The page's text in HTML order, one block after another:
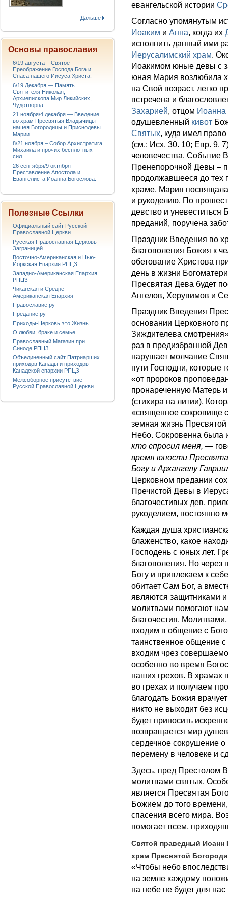
евангельской истории
Согласно упомянутым
Иоаким и Анна, когда их
исполнить данный ими
Иерусалимский храм.
Иоакимом юные девы с
юная Мария возлюбила
на Свой возраст, легко
встречена и
Захарией, отцом Иоанна
одушевленный кивот
Святых, куда имел
(см.: Исх. 30. 10; Евр. 9.
человечества. Событие
Пренепорочной Девы –
продолжавшееся до тех
храме, Мария
и рукоделию. По
девство и уневеститься
преданий, поручена
Праздник Введения во
благоволения Божия к
обетование Христова
день в жизни
Пресвятая Дева будет
Ангелов, Херувимов и
Праздник Введения
основании Церковного
Зиждителева
раз в предизбранной
нарушает молчание
пути Господни, которые
«от пророков
пронареченную Матерь
(стихира на литии),
«священное сокровище
земная жизнь
Небо. Сокровенна была
кто спросил меня, —
время юности
Богу и Архангелу
Церковном предании
Пречистой Девы в
благочестивых дев,
рукоделием, постоянно
Каждая душа
блаженство, какое
Господень с юных лет.
благоволения. Но
Богу и привлекаем к
обитает Сам Бог, а
являются защитниками
молитвами помогают
благочестия.
входим в общение с
таинственное общение
входим чрез
особенно во время
наших грехов. В храмах
во грехах и получаем
благодать Божия
никто не выходит без
будет приносить
возвращается мир
сердечное сокрушение о
перемену в человеке и
Здесь, пред Престолом
молитвами святых.
является Пресвятая
Божием до того
спасения всего мира.
помогает всем,
Святой праведный Иоанн
храм Пресвятой
«Чтобы небо
на земле каждому
на небе не будет для
Дальше
Основы православия
6/19 августа – Святое
Преображение Господа Бога и
Спаса нашего Иисуса Христа.
6/19 Декабря — Память
Святителя Николая,
Архиепископа Мир Ликийских,
Чудотворца.
21 ноября/4 декабря — Введение
во храм Пресвятыя Владычицы
нашея Богородицы и Приснодевы
Марии
8/21 ноября – Собор Архистратига
Михаила и прочих бесплотных
сил
26 сентября/9 октября —
Преставление Апостола и
Евангелиста Иоанна Богослова.
Полезные Ссылки
Официальный сайт Русской
Православной Церкви
Русская Православная Церковь
Заграницей
Восточно-Американская и Нью-
Йоркская Епархия РПЦЗ
Западно-Американская Епархия
РПЦЗ
Чикагская и Средне-
Американская Епархия
Православие.ру
Предание.ру
Приходы-Церковь это Жизнь
О любви, браке и семье
Православный Магазин при
Синоде РПЦЗ
Объединенный сайт Патриарших
приходов Канады и приходов
Канадской епархии РПЦЗ
Межсоборное присутствие
Русской Православной Церкви